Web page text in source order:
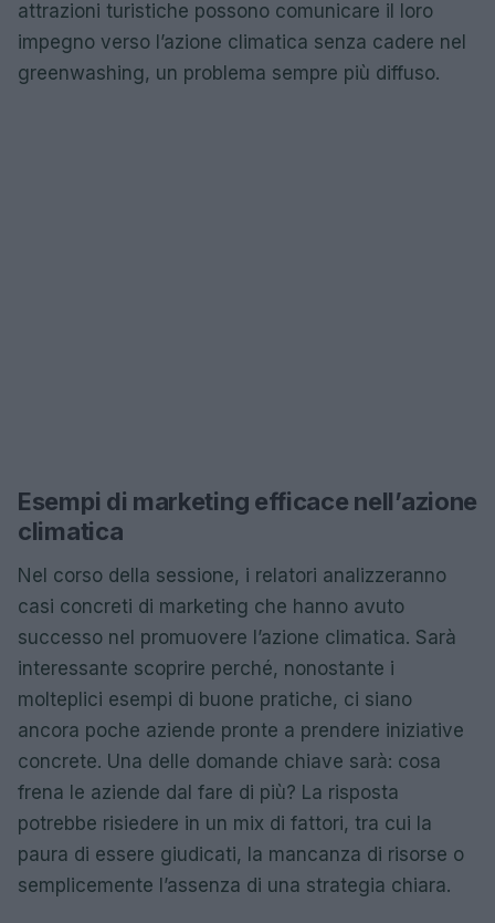
attrazioni turistiche possono comunicare il loro
impegno verso l’azione climatica senza cadere nel
greenwashing, un problema sempre più diffuso.
Esempi di marketing efficace nell’azione
climatica
Nel corso della sessione, i relatori analizzeranno
casi concreti di marketing che hanno avuto
successo nel promuovere l’azione climatica. Sarà
interessante scoprire perché, nonostante i
molteplici esempi di buone pratiche, ci siano
ancora poche aziende pronte a prendere iniziative
concrete. Una delle domande chiave sarà: cosa
frena le aziende dal fare di più? La risposta
potrebbe risiedere in un mix di fattori, tra cui la
paura di essere giudicati, la mancanza di risorse o
semplicemente l’assenza di una strategia chiara.